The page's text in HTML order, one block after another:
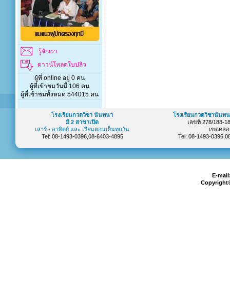
รู้จักเรา
ดาวน์โหลดใบปลิว
ผู้ที่ online อยู่ 0 คน
ผู้ที่เข้าชมวันนี้ 106 คน
ผู้ที่เข้าชมทั้งหมด 544015 คน
โรงเรียนกวดวิชา นันทนา
มี 2 สาขาเปิด
เสาร์ - อาทิตย์ และ เรียนตอนเย็นทุกวัน
Tel: 08-1493-0396,08-6403-4895
โรงเรียนกวดวิชานันท
เลขที่ 278/188-
เขตคล
Tel: 08-1493-
E-